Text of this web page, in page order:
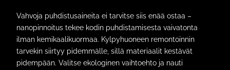
Vahvoja puhdistusaineita ei tarvitse siis enää ostaa –
nanopinnoitus tekee kodin puhdistamisesta vaivatonta
ilman kemikaalikuormaa. Kylpyhuoneen remontoinnin
tarvekin siirtyy pidemmälle, sillä materiaalit kestävät
pidempään. Valitse ekologinen vaihtoehto ja nauti